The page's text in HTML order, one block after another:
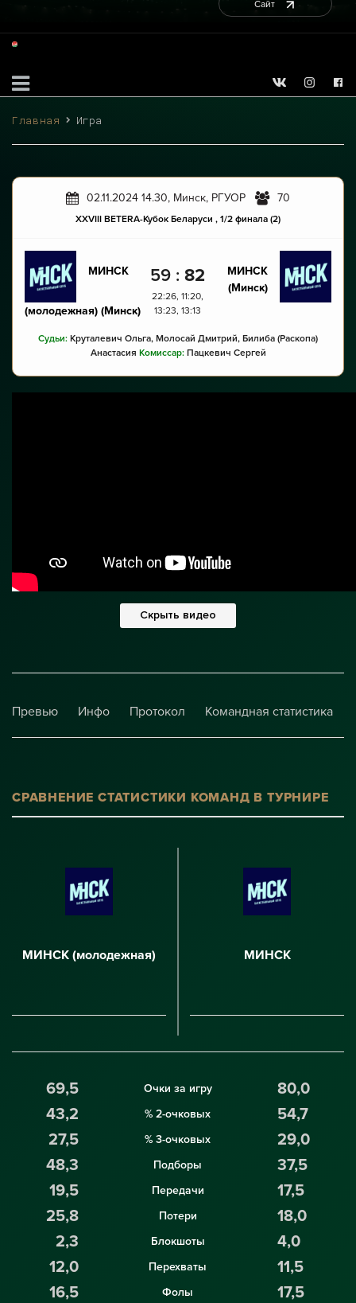
Сайт
Главная Игра
02.11.2024 14.30, Минск, РГУОР 70
XXVIII BETERA-Кубок Беларуси , 1/2 финала (2)
МИНСК
(молодежная) (Минск)
59 :82
22:26, 11:20,
13:23, 13:13
МИНСК
(Минск)
Судьи: Круталевич Ольга, Молосай Дмитрий, Билиба (Раскопа)
Анастасия Комиссар:Пацкевич Сергей
Скрыть видео
Превью Инфо Протокол Командная статистика
СРАВНЕНИЕ СТАТИСТИКИ КОМАНД В ТУРНИРЕ
МИНСК (молодежная) МИНСК
69,5
43,2
27,5
48,3
19,5
25,8
2,3
12,0
16,5
Очки за игру
% 2-очковых
% 3-очковых
Подборы
Передачи
Потери
Блокшоты
Перехваты
Фолы
80,0
54,7
29,0
37,5
17,5
18,0
4,0
11,5
17,5